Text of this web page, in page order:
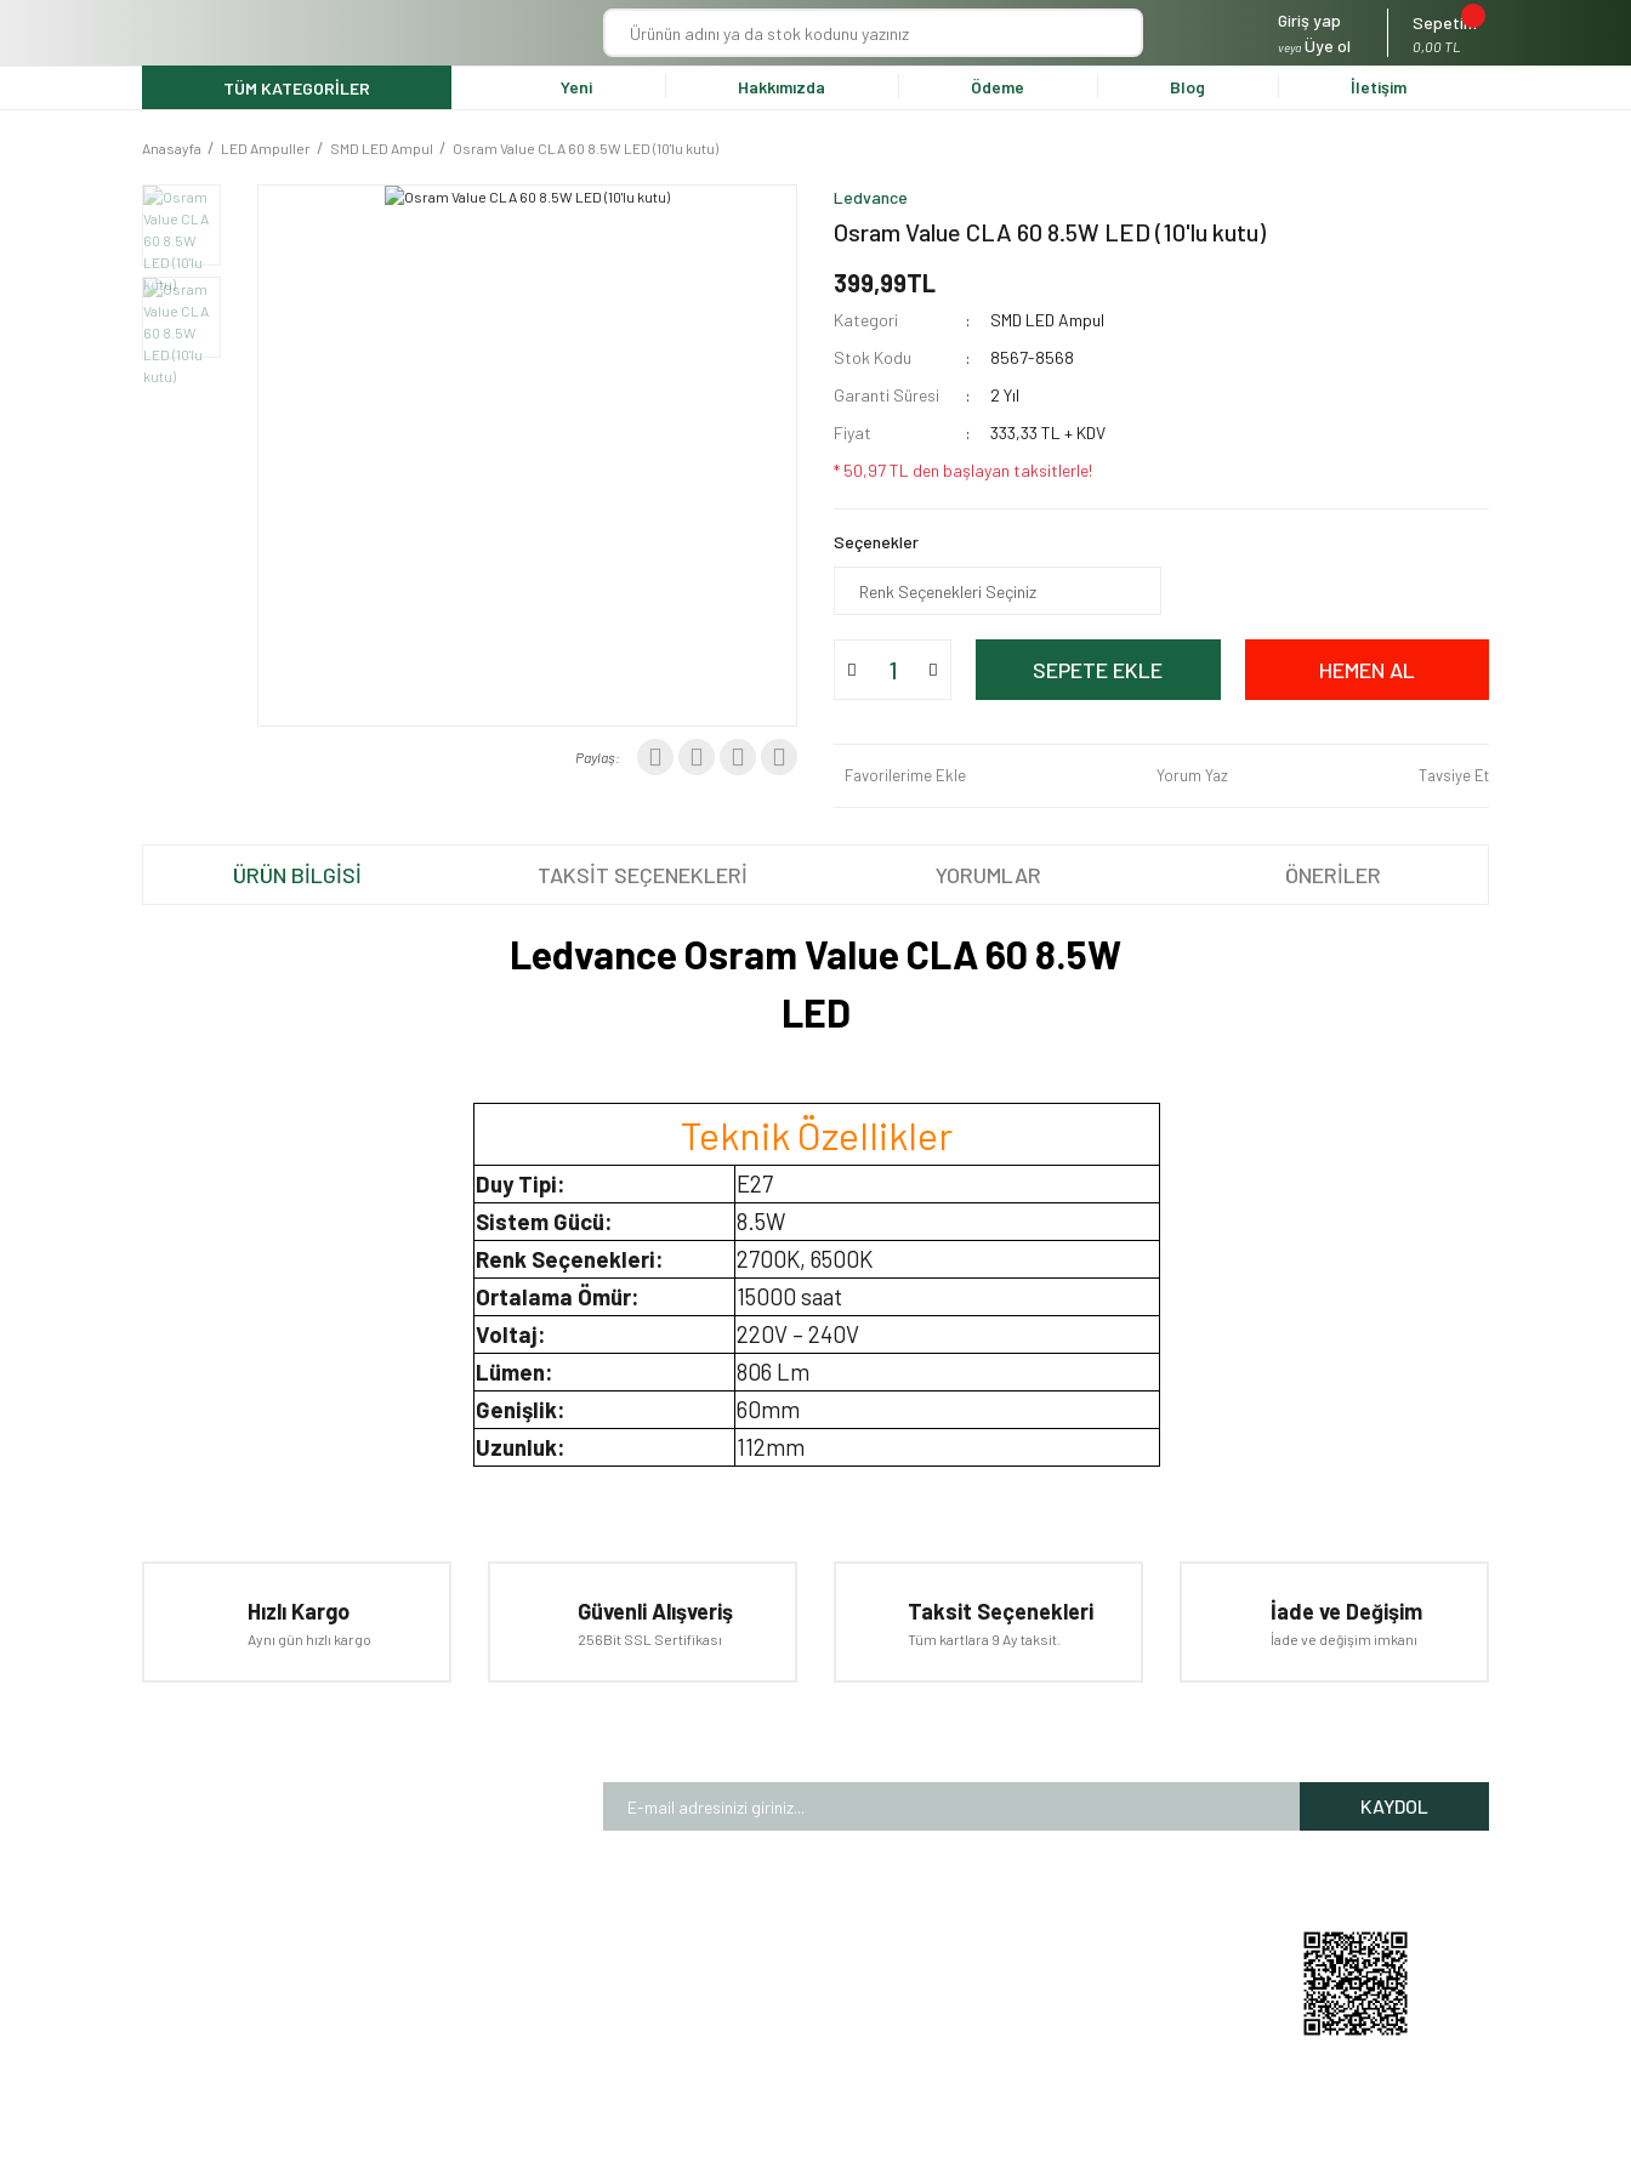
Giriş yap
veya Üye ol
Sepetim
0,00 TL
TÜM KATEGORİLER Yeni Hakkımızda Ödeme Blog İletişim
Anasayfa LED Ampuller SMD LED Ampul Osram Value CLA 60 8.5W LED (10'lu kutu)
Paylaş:
Ledvance
Osram Value CLA 60 8.5W LED (10'lu kutu)
399,99TL
Kategori
SMD LED Ampul
Stok Kodu
8567-8568
Garanti Süresi
2 Yıl
Fiyat
333,33 TL + KDV
* 50,97 TL den başlayan taksitlerle!
Seçenekler
SEPETE EKLE HEMEN AL
Favorilerime Ekle Yorum Yaz Tavsiye Et
ÜRÜN BİLGİSİ TAKSİT SEÇENEKLERİ YORUMLAR ÖNERİLER
Ledvance Osram Value CLA 60 8.5W
LED
Teknik Özellikler
Duy Tipi:
E27
Sistem Gücü:
8.5W
Renk Seçenekleri:
2700K, 6500K
Ortalama Ömür:
15000 saat
Voltaj:
220V – 240V
Lümen:
806 Lm
Genişlik:
60mm
Uzunluk:
112mm
Ürün resmi kalitesiz, bozuk veya görüntülenemiyor.
Ürün açıklamasında eksik bilgiler bulunuyor.
Hızlı Kargo
Aynı gün hızlı kargo
Güvenli Alışveriş
256Bit SSL Sertifikası
Taksit Seçenekleri
Tüm kartlara 9 Ay taksit.
İade ve Değişim
İade ve değişim imkanı
KAYDOL